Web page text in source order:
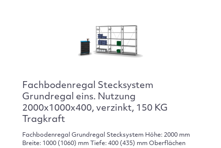
Fachbodenregal Stecksystem
Grundregal eins. Nutzung
2000x1000x400, verzinkt, 150 KG
Tragkraft
Fachbodenregal Grundregal Stecksystem Höhe: 2000 mm
Breite: 1000 (1060) mm Tiefe: 400 (435) mm Oberflächen